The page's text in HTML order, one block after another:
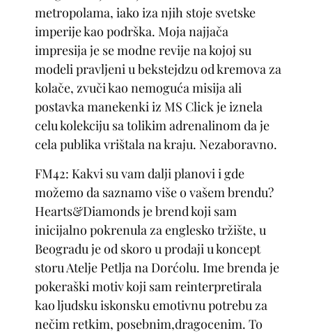
metropolama, iako iza njih stoje svetske
imperije kao podrška. Moja najjača
impresija je se modne revije na kojoj su
modeli pravljeni u bekstejdzu od kremova za
kolače, zvuči kao nemoguća misija ali
postavka manekenki iz MS Click je iznela
celu kolekciju sa tolikim adrenalinom da je
cela publika vrištala na kraju. Nezaboravno.
FM42: Kakvi su vam dalji planovi i gde
možemo da saznamo više o vašem brendu?
Hearts&Diamonds je brend koji sam
inicijalno pokrenula za englesko tržište, u
Beogradu je od skoro u prodaji u koncept
storu Atelje Petlja na Dorćolu. Ime brenda je
pokeraški motiv koji sam reinterpretirala
kao ljudsku iskonsku emotivnu potrebu za
nečim retkim, posebnim,dragocenim. To